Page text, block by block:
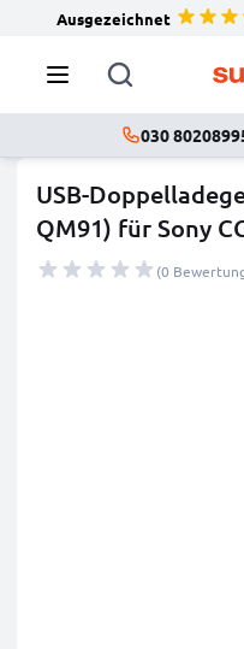
Ausgezeichnet
030
USB-
QM91) für Sony
(0